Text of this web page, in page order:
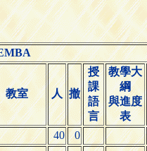
教室 人 撤
授
課
語
言
教學大
綱
與進度
表
40 0